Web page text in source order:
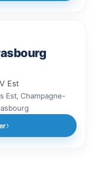
Est
Est, Champagne-